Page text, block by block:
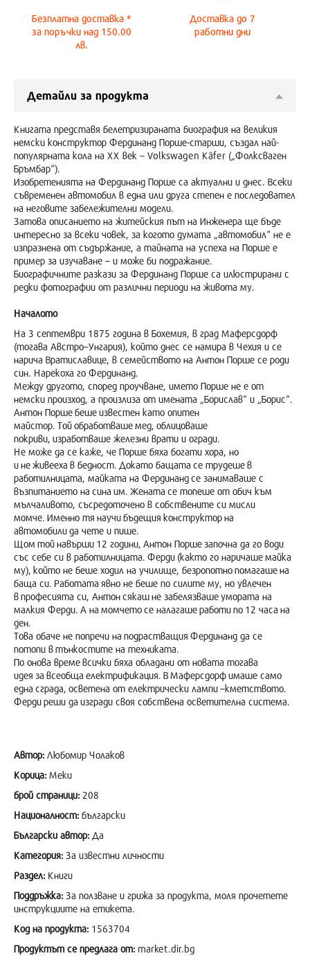
Безплатна доставка *
за поръчки над 150.00
лв.
Доставка до7
работни дни
Детайли за продукта
Книгата представя белетризираната биография на великия
немски конструктор Фердинанд Порше-старши, създал най-
популярната кола на ХХ век – Volkswagen Käfer („Фолксваген
Бръмбар“).
Изобретенията на Фердинанд Порше са актуални и днес. Всеки
съвременен автомобил в една или друга степен е последовател
на неговите забележителни модели.
Затова описанието на житейския път на Инженера ще бъде
интересно за всеки човек, за когото думата „автомобил“ не е
изпразнена от съдържание, а тайната на успеха на Порше е
пример за изучаване – и може би подражание.
Биографичните разкази за Фердинанд Порше са илюстрирани с
редки фотографии от различни периоди на живота му.
Началото
На 3 септември 1875 година в Бохемия, в град Маферсдорф
(тогава Австро–Унгария), който днес се намира в Чехия и се
нарича Вратиславице, в семейството на Антон Порше се роди
син. Нарекоха го Фердинанд.
Между другото, според проучване, името Порше не е от
немски произход, а произлиза от имената „Борислав“ и „Борис“.
Антон Порше беше известен като опитен
майстор. Той обработваше мед, облицоваше
покриви, изработваше железни врати и огради.
Не може да се каже, че Порше бяха богати хора, но
и не живееха в бедност. Докато бащата се трудеше в
работилницата, майката на Фердинанд се занимаваше с
възпитанието на сина им. Жената се топеше от обич към
мълчаливото, съсредоточено в собствените си мисли
момче. Именно тя научи бъдещия конструктор на
автомобили да чете и пише.
Щом той навърши 12 години, Антон Порше започна да го води
със себе си в работилницата. Ферди (както го наричаше майка
му), който не беше ходил на училище, безропотно помагаше на
баща си. Работата явно не беше по силите му, но увлечен
в професията си, Антон сякаш не забелязваше умората на
малкия Ферди. А на момчето се налагаше работи по 12 часа на
ден.
Това обаче не попречи на подрастващия Фердинанд да се
потопи в тънкостите на техниката.
По онова време всички бяха обладани от новата тогава
идея за всеобща електрификация. В Маферсдорф имаше само
една сграда, осветена от електрически лампи –кметството.
Ферди реши да изгради своя собствена осветителна система.
Автор: Любомир Чолаков
Корица: Меки
брой страници: 208
Националност: български
Български автор: Да
Категория: За известни личности
Раздел: Книги
Поддръжка: За ползване и грижа за продукта, моля прочетете
инструкциите на етикета.
Код на продукта: 1563704
Продуктът се предлага от: market.dir.bg